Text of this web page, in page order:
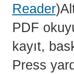
Reader
PDF
kayıt,
Press